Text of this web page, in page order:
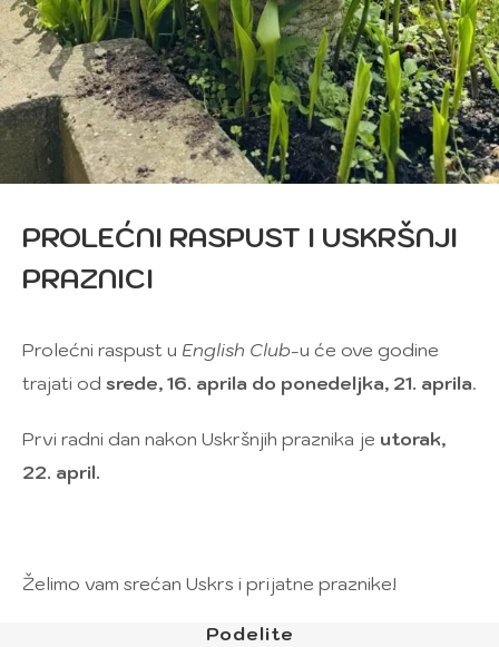
PROLEĆNI RASPUST I USKRŠNJI
PRAZNICI
Prolećni raspust u English Club-u će ove godine
trajati od srede, 16. aprila do ponedeljka, 21. aprila.
Prvi radni dan nakon Uskršnjih praznika je utorak,
22. april.
Želimo vam srećan Uskrs i prijatne praznike!
Podelite